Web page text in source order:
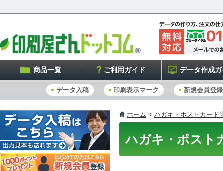
商品一覧 ご利用ガイド データ作成ガ
データ入稿 印刷表示マーク 新規会員登録
ホーム < ハガキ・ポストカード
ハガキ・ポスト